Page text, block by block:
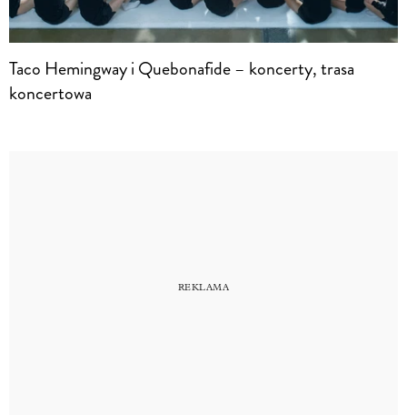
Taco Hemingway i Quebonafide – koncerty, trasa
koncertowa